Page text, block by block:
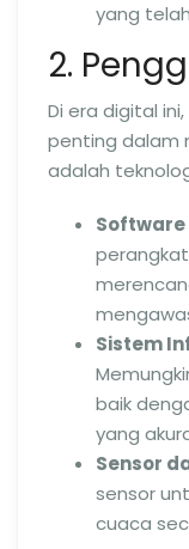
yang
2.
Di era digital
penting dalam
adalah
Software
Sistem
baik
yang
Sensor
sensor
cuaca